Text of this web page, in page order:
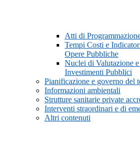
Atti di
Tempi Costi e
Opere Pubbliche
Nuclei di Valutazione
Investimenti Pubblici
Pianificazione e governo del
Informazioni ambientali
Strutture sanitarie private
Interventi straordinari e di
Altri contenuti